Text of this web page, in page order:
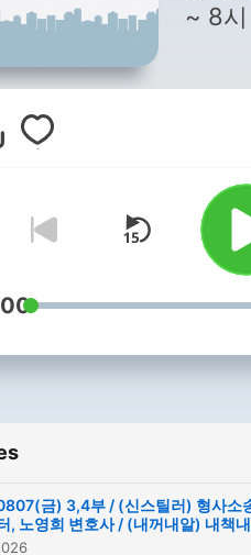
~ 8시
금) 3,4부 / (신스틸러) 형사소
, 노영희 변호사 / (내꺼내알) 내책